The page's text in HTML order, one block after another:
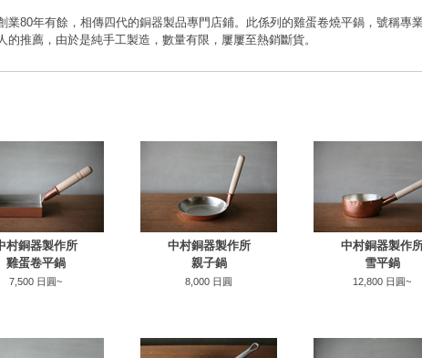
業80年有餘，相傳四代的銅器製品專門店鋪。此係列的雞蛋卷燒平鍋，號稱專
的推薦，由於是純手工製造，數量有限，屢屢至熱銷斷貨。
村銅器製作所
雞蛋卷平鍋
7,500 日圓~
中村銅器製作所
親子鍋
8,000 日圓
中村銅器製作
雪平鍋
12,800 日圓~